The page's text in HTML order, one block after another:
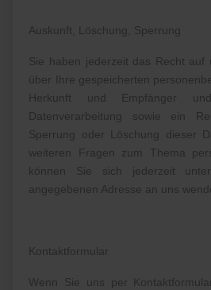
Auskunft, Löschung, Sperrung
Sie haben jederzeit das Recht auf
über Ihre gespeicherten
Herkunft und Empfänger
Datenverarbeitung sowie ein
Sperrung oder Löschung dieser
weiteren Fragen zum Thema
können Sie sich jederzeit
angegebenen Adresse an uns
Kontaktformular
Wenn Sie uns per